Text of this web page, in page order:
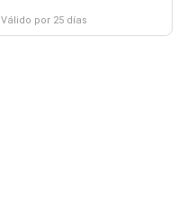
Válido por 25 días